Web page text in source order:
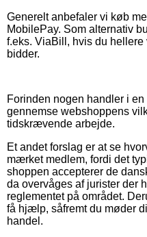
Generelt anbefaler vi køb
MobilePay. Som alternativ
f.eks. ViaBill, hvis du
bidder.
Forinden nogen handler i
gennemse webshoppens
tidskrævende arbejde.
Et andet forslag er at se
mærket medlem, fordi det
shoppen accepterer de
da overvåges af jurister der
reglementet på området.
få hjælp, såfremt du møder
handel.